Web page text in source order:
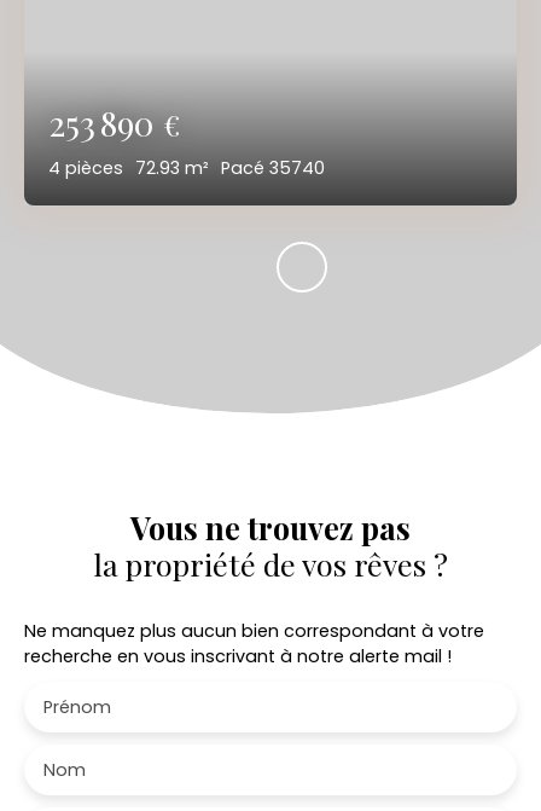
253 890€
4 pièces 72.93 m² Pacé 35740
Vous ne trouvez pas
la propriété de vos rêves ?
Ne manquez plus aucun bien correspondant à votre
recherche en vous inscrivant à notre alerte mail !
Prénom
Nom